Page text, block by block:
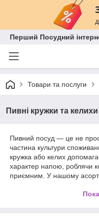
Перший Посудний
Товари та послуги
Пивні кружки та келихи
Пивний посуд — це не
частина культури
кружка або келих
характер напою, роблячи
приємним. У нашому
сучасні дизайнерські
моделей до